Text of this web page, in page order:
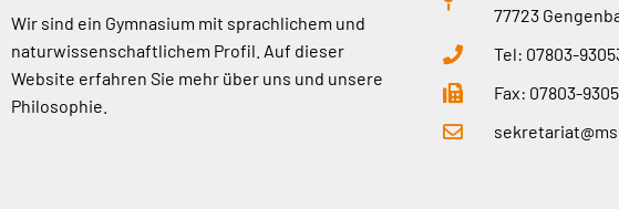
Wir sind ein Gymnasium mit sprachlichem und
naturwissenschaftlichem Profil. Auf dieser
Website erfahren Sie mehr über uns und unsere
Philosophie.
77723
Tel: 07803-
Fax: 07803-